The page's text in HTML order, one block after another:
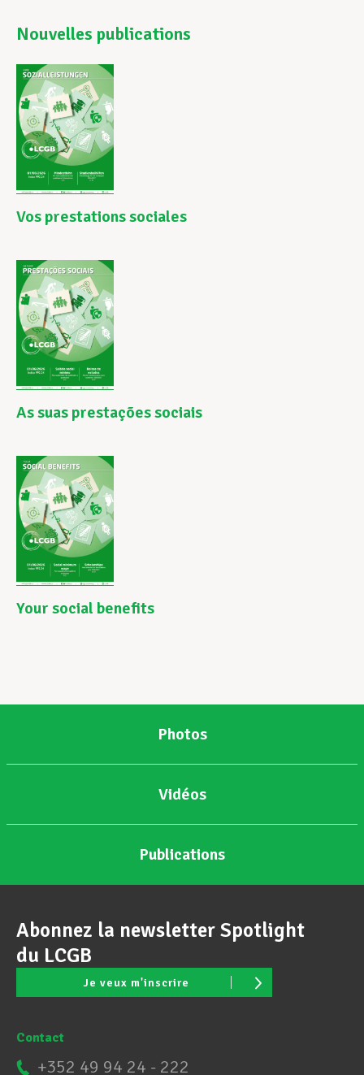
Nouvelles publications
Vos prestations sociales
As suas prestações sociais
Your social benefits
Photos
Vidéos
Publications
Abonnez la newsletter Spotlight
du LCGB
Je veux m'inscrire
Contact
+352 49 94 24 - 222